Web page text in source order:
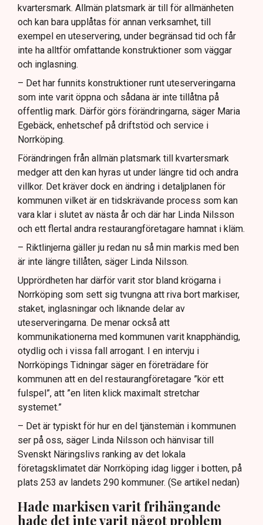
kvartersmark. Allmän platsmark är till för allmänheten
och kan bara upplåtas för annan verksamhet, till
exempel en uteservering, under begränsad tid och får
inte ha alltför omfattande konstruktioner som väggar
och inglasning.
– Det har funnits konstruktioner runt uteserveringarna
som inte varit öppna och sådana är inte tillåtna på
offentlig mark. Därför görs förändringarna, säger Maria
Egebäck, enhetschef på driftstöd och service i
Norrköping.
Förändringen från allmän platsmark till kvartersmark
medger att den kan hyras ut under längre tid och andra
villkor. Det kräver dock en ändring i detaljplanen för
kommunen vilket är en tidskrävande process som kan
vara klar i slutet av nästa år och där har Linda Nilsson
och ett flertal andra restaurangföretagare hamnat i kläm.
– Riktlinjerna gäller ju redan nu så min markis med ben
är inte längre tillåten, säger Linda Nilsson.
Upprördheten har därför varit stor bland krögarna i
Norrköping som sett sig tvungna att riva bort markiser,
staket, inglasningar och liknande delar av
uteserveringarna. De menar också att
kommunikationerna med kommunen varit knapphändig,
otydlig och i vissa fall arrogant. I en intervju i
Norrköpings Tidningar säger en företrädare för
kommunen att en del restaurangföretagare ”kör ett
fulspel”, att ”en liten klick maximalt stretchar
systemet.”
– Det är typiskt för hur en del tjänstemän i kommunen
ser på oss, säger Linda Nilsson och hänvisar till
Svenskt Näringslivs ranking av det lokala
företagsklimatet där Norrköping idag ligger i botten, på
plats 253 av landets 290 kommuner. (Se artikel nedan)
Hade markisen varit frihängande
hade det inte varit något problem